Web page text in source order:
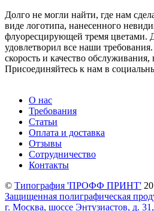
Долго не могли найти, где нам
виде логотипа, нанесенного
флуоресцирующей тремя цветами.
удовлетворил все наши
скорость и качество
Присоединяйтесь к нам в
О нас
Требования
Статьи
Оплата и доставка
Отзывы
Сотрудничество
Контакты
© Типография 'ПРОФФ ПРИНТ'
Защищенная полиграфическая
г. Москва, шоссе Энтузиастов, д.